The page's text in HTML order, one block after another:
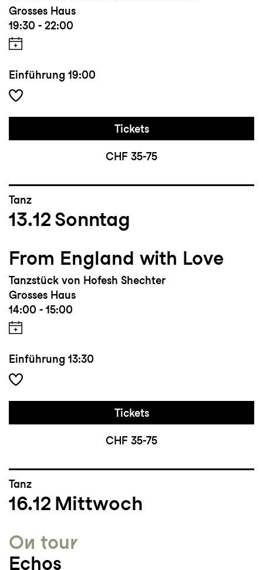
Grosses Haus
19:30 - 22:00
Einführung 19:00
Tickets
CHF 35-75
Tanz
13.12 Sonntag
From England with Love
Tanzstück von Hofesh Shechter
Grosses Haus
14:00 - 15:00
Einführung 13:30
Tickets
CHF 35-75
Tanz
16.12 Mittwoch
On tour
Echos